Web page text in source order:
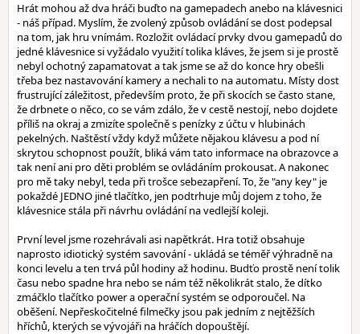
Hrát mohou až dva hráči buďto na gamepadech anebo na klávesnici
- náš případ. Myslím, že zvolený způsob ovládání se dost podepsal
na tom, jak hru vnímám. Rozložit ovládací prvky dvou gamepadů do
jedné klávesnice si vyžádalo využití tolika kláves, že jsem si je prostě
nebyl ochotný zapamatovat a tak jsme se až do konce hry obešli
třeba bez nastavování kamery a nechali to na automatu. Místy dost
frustrující záležitost, především proto, že při skocích se často stane,
že drbnete o něco, co se vám zdálo, že v cestě nestojí, nebo dojdete
příliš na okraj a zmizíte společně s penízky z účtu v hlubinách
pekelných. Naštěstí vždy když můžete nějakou klávesu a pod ní
skrytou schopnost použít, bliká vám tato informace na obrazovce a
tak není ani pro děti problém se ovládáním prokousat. A nakonec
pro mě taky nebyl, teda při trošce sebezapření. To, že "any key" je
pokaždé JEDNO jiné tlačítko, jen podtrhuje můj dojem z toho, že
klávesnice stála při návrhu ovládání na vedlejší koleji.
První level jsme rozehrávali asi napětkrát. Hra totiž obsahuje
naprosto idiotický systém savování - ukládá se téměř výhradně na
konci levelu a ten trvá půl hodiny až hodinu. Budťo prostě není tolik
času nebo spadne hra nebo se nám též několikrát stalo, že dítko
zmáčklo tlačítko power a operační systém se odporoučel. Na
oběšení. Nepřeskočitelné filmečky jsou pak jedním z nejtěžších
hříchů, kterých se vývojáři na hráčích dopouštějí.